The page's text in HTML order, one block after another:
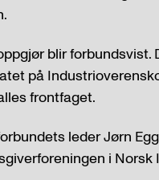
blir
på
frontfaget.
leder Jørn
i